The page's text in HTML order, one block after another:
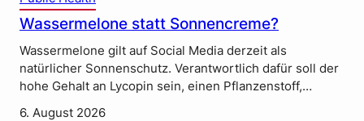
Wassermelone statt Sonnencreme?
Wassermelone gilt auf Social Media derzeit als
natürlicher Sonnenschutz. Verantwortlich dafür soll der
hohe Gehalt an Lycopin sein, einen Pflanzenstoff,…
6. August 2026